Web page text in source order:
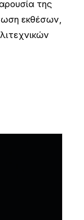
της
εκθέσων,